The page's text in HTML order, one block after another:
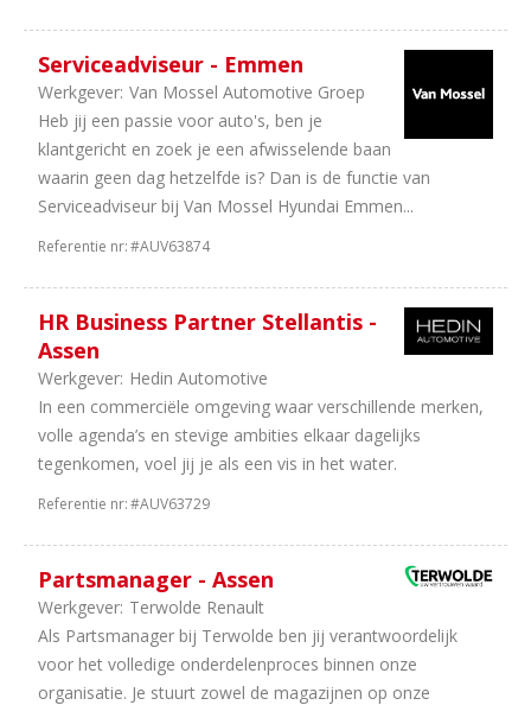
Serviceadviseur - Emmen
Werkgever: Van Mossel Automotive Groep
Heb jij een passie voor auto's, ben je
klantgericht en zoek je een afwisselende baan
waarin geen dag hetzelfde is? Dan is de functie van
Serviceadviseur bij Van Mossel Hyundai Emmen...
Referentie nr:#AUV63874
HR Business Partner Stellantis -
Assen
Werkgever: Hedin Automotive
In een commerciële omgeving waar verschillende merken,
volle agenda’s en stevige ambities elkaar dagelijks
tegenkomen, voel jij je als een vis in het water.
Referentie nr:#AUV63729
Partsmanager - Assen
Werkgever: Terwolde Renault
Als Partsmanager bij Terwolde ben jij verantwoordelijk
voor het volledige onderdelenproces binnen onze
organisatie. Je stuurt zowel de magazijnen op onze